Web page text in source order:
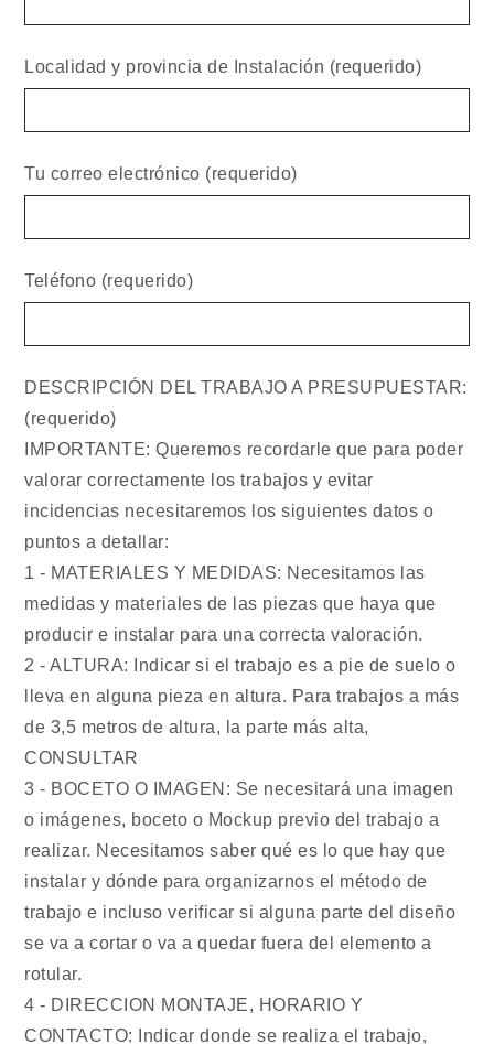
Localidad y provincia de Instalación (requerido)
Tu correo electrónico (requerido)
Teléfono (requerido)
DESCRIPCIÓN DEL TRABAJO A PRESUPUESTAR:
(requerido)
IMPORTANTE: Queremos recordarle que para poder
valorar correctamente los trabajos y evitar
incidencias necesitaremos los siguientes datos o
puntos a detallar:
1 - MATERIALES Y MEDIDAS: Necesitamos las
medidas y materiales de las piezas que haya que
producir e instalar para una correcta valoración.
2 - ALTURA: Indicar si el trabajo es a pie de suelo o
lleva en alguna pieza en altura. Para trabajos a más
de 3,5 metros de altura, la parte más alta,
CONSULTAR
3 - BOCETO O IMAGEN: Se necesitará una imagen
o imágenes, boceto o Mockup previo del trabajo a
realizar. Necesitamos saber qué es lo que hay que
instalar y dónde para organizarnos el método de
trabajo e incluso verificar si alguna parte del diseño
se va a cortar o va a quedar fuera del elemento a
rotular.
4 - DIRECCION MONTAJE, HORARIO Y
CONTACTO: Indicar donde se realiza el trabajo,